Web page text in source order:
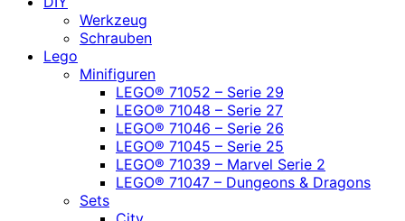
Werkzeug
Schrauben
Lego
Minifiguren
LEGO® 71052 – Serie 29
LEGO® 71048 – Serie 27
LEGO® 71046 – Serie 26
LEGO® 71045 – Serie 25
LEGO® 71039 – Marvel Serie 2
LEGO® 71047 – Dungeons & Dragons
Sets